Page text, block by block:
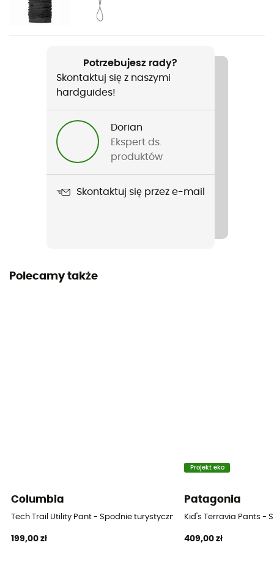
Dzieci
Nazwa produktu
Możliwość przekształcenia w szorty
Zastosowana technologia
Omni-Wick™
3 kieszenie
Potrzebujesz rady?
Skontaktuj się z naszymi
hardguides!
Dorian
Ekspert ds.
produktów
Skontaktuj się przez e-mail
Polecamy także
Columbia
Tech Trail Utility Pant - Spodnie turystyczne dziecięce
199,00 zł
Projekt eko
Patagonia
Kid's Terravia Pants -
409,00 zł